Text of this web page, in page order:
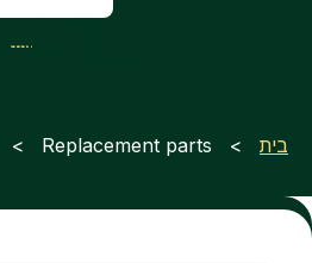
בית > Replacement parts > מצברים וסוללות